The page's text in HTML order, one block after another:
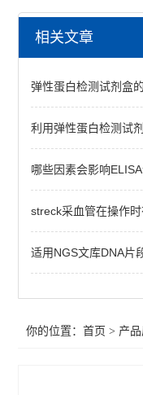
细胞生物学检测
非可溶性胶原蛋白检
细胞周期检测试剂盒
硫酸化糖胺聚糖
透明质酸检测试剂盒
弹性蛋白检测试剂盒
胶原检测试剂盒
相关文章
弹性蛋白检测试剂盒
利用弹性蛋白检测试
哪些因素会影响
streck采血管在操作时
适用NGS文库DNA片
你的位置：首页 > 产